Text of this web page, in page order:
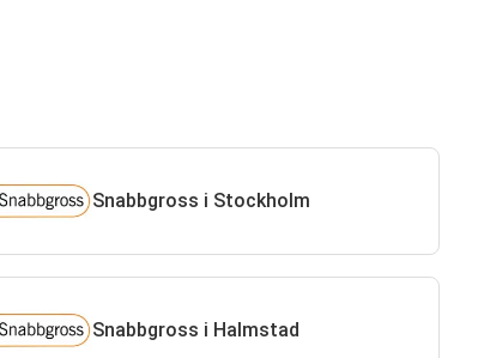
Snabbgross i Stockholm
Snabbgross i Halmstad